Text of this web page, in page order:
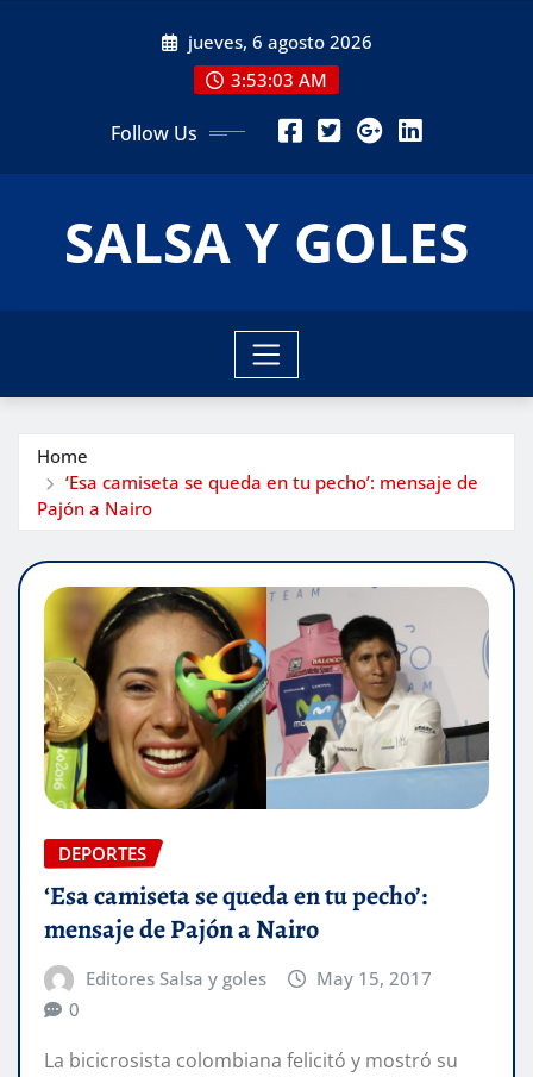
jueves, 6 agosto 2026
3:53:04 AM
Follow Us
SALSA Y GOLES
Home
‘Esa camiseta se queda en tu pecho’: mensaje de
Pajón a Nairo
DEPORTES
‘Esa camiseta se queda en tu pecho’:
mensaje de Pajón a Nairo
Editores Salsa y goles
May 15, 2017
0
La bicicrosista colombiana felicitó y mostró su